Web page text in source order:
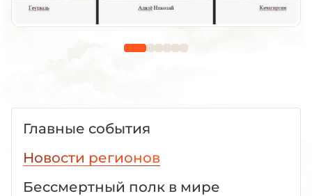
Главные события
Новости регионов
Бессмертный полк в мире